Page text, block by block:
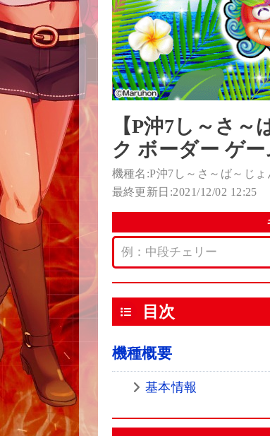
【P沖7し～さ
ク ボーダー ゲ
機種名:P沖7し～さ～ば～じょ
最終更新日:2021/12/02 12:25
目次
機種概要
基本情報